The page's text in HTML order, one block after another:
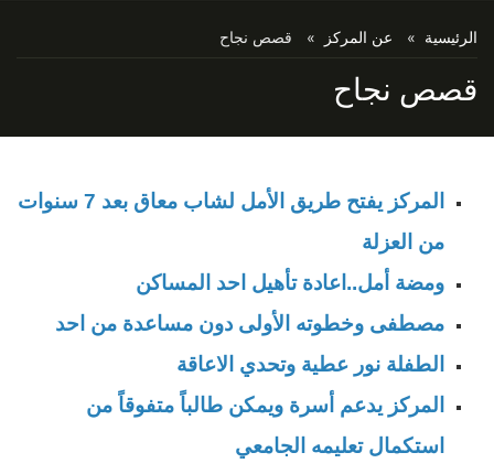
الرئيسية عن المركز قصص نجاح
قصص نجاح
المركز يفتح طريق الأمل لشاب معاق بعد 7 سنوات
من العزلة
ومضة أمل..اعادة تأهيل احد المساكن
مصطفى وخطوته الأولى دون مساعدة من احد
الطفلة نور عطية وتحدي الاعاقة
المركز يدعم أسرة ويمكن طالباً متفوقاً من
استكمال تعليمه الجامعي